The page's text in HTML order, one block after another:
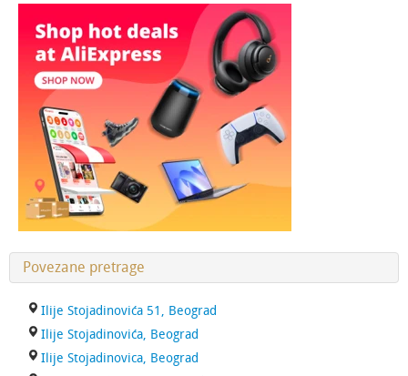
Povezane pretrage
Ilije Stojadinovića 51, Beograd
Ilije Stojadinovića, Beograd
Ilije Stojadinovica, Beograd